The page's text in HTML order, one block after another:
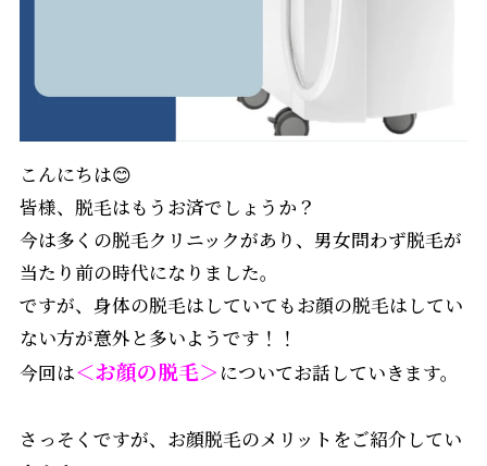
こんにちは😊
皆様、脱毛はもうお済でしょうか？
今は多くの脱毛クリニックがあり、男女問わず脱毛が
当たり前の時代になりました。
ですが、身体の脱毛はしていてもお顔の脱毛はしてい
ない方が意外と多いようです！！
今回は＜お顔の脱毛＞についてお話していきます。
さっそくですが、お顔脱毛のメリットをご紹介してい